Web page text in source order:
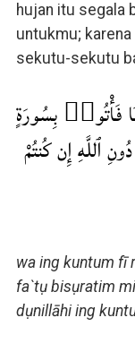
hujan itu segala
untukmu;
sekutu-sekutu
فَأْتُوا۟ بِسُورَةٍ
ٱللَّهِ إِن كُنتُمْ
wa ing kuntum fī
fa`tụ bisụratim
dụnillāhi ing